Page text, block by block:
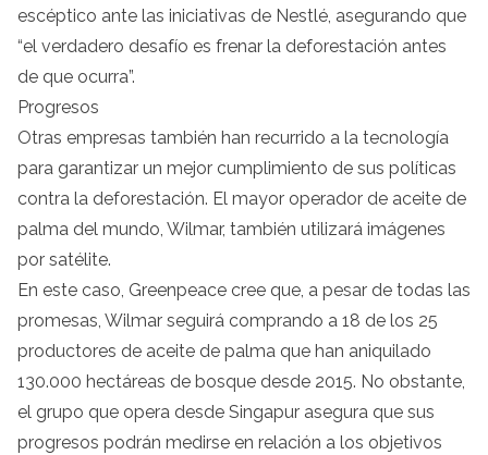
escéptico ante las iniciativas de Nestlé, asegurando que
“el verdadero desafío es frenar la deforestación antes
de que ocurra”.
Progresos
Otras empresas también han recurrido a la tecnología
para garantizar un mejor cumplimiento de sus políticas
contra la deforestación. El mayor operador de aceite de
palma del mundo, Wilmar, también utilizará imágenes
por satélite.
En este caso, Greenpeace cree que, a pesar de todas las
promesas, Wilmar seguirá comprando a 18 de los 25
productores de aceite de palma que han aniquilado
130.000 hectáreas de bosque desde 2015. No obstante,
el grupo que opera desde Singapur asegura que sus
progresos podrán medirse en relación a los objetivos